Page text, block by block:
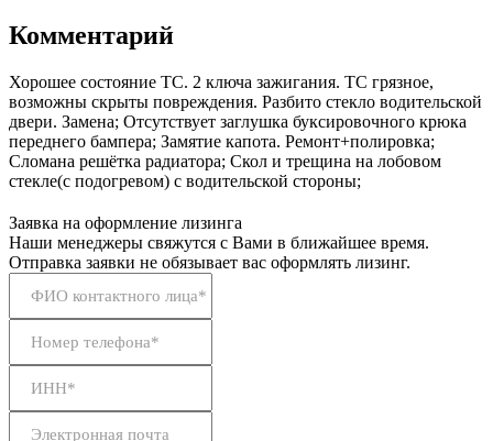
Комментарий
Хорошее состояние ТС. 2 ключа зажигания. ТС грязное,
возможны скрыты повреждения. Разбито стекло водительской
двери. Замена; Отсутствует заглушка буксировочного крюка
переднего бампера; Замятие капота. Ремонт+полировка;
Сломана решётка радиатора; Скол и трещина на лобовом
стекле(с подогревом) с водительской стороны;
Заявка на оформление лизинга
Наши менеджеры свяжутся с Вами в ближайшее время.
Отправка заявки не обязывает вас оформлять лизинг.
ФИО контактного лица*
Номер телефона*
ИНН*
Электронная почта